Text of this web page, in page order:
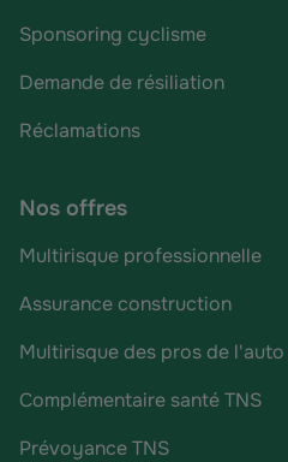
Sponsoring cyclisme
Demande de résiliation
Réclamations
Nos offres
Multirisque professionnelle
Assurance construction
Multirisque des pros de l'auto
Complémentaire santé TNS
Prévoyance TNS